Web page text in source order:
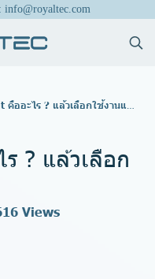
info@royaltec.com
อะไร ? แล้วเลือกใช้งานแบบไหนดี ?
? แล้วเลือก
Views